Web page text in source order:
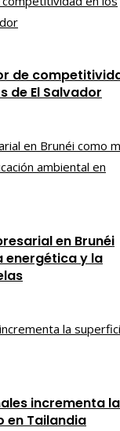
de
de El Salvador
en Brunéi
energética y la
incrementa la
en Tailandia